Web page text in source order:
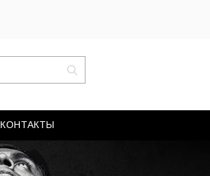
КОНТАКТЫ